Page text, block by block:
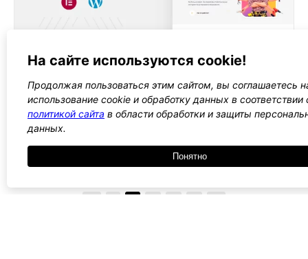
Шаблон сайта аренды спецтехникиили
помогает создать функциональный ресурс,
где пользователи могут легкоарендовать
оборудование для строительства
Подробнее →
На сайте используются cookie!
Продолжая пользоваться этим сайтом, вы соглашаетесь
использование cookie и обработку данных в соответствии
политикой сайта в области обработки и защиты
данных.
Понятно